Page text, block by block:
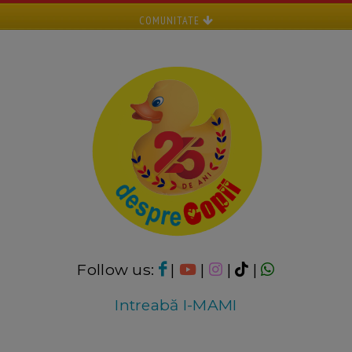
COMUNITATE
Follow us: | | |
|
Intreabă I-MAMI